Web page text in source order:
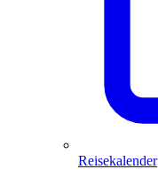
Reisekalender